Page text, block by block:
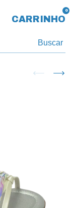
CARRINHO
0
Buscar